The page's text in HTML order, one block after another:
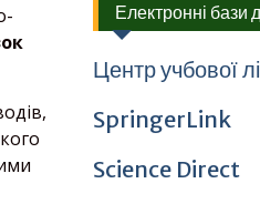
Електронні бази
Центр учбової
SpringerLink
Science Direct